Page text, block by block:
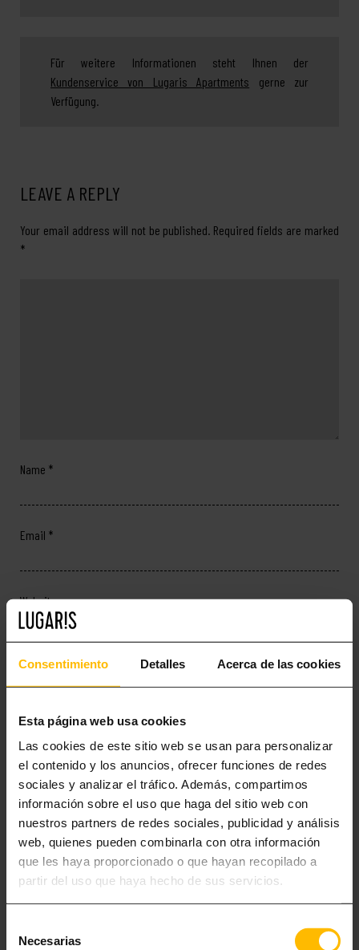
Consentimiento Detalles Acerca de las cookies
Esta página web usa cookies
Las cookies de este sitio web se usan para personalizar
el contenido y los anuncios, ofrecer funciones de redes
sociales y analizar el tráfico. Además, compartimos
información sobre el uso que haga del sitio web con
nuestros partners de redes sociales, publicidad y análisis
web, quienes pueden combinarla con otra información
que les haya proporcionado o que hayan recopilado a
partir del uso que haya hecho de sus servicios.
Necesarias
Für weitere Informationen steht Ihnen der
Kundenservice von Lugaris Apartments gerne zur
Verfügung.
LEAVE A REPLY
Your email address will not be published. Required fields are marked
*
Name *
Email *
Website